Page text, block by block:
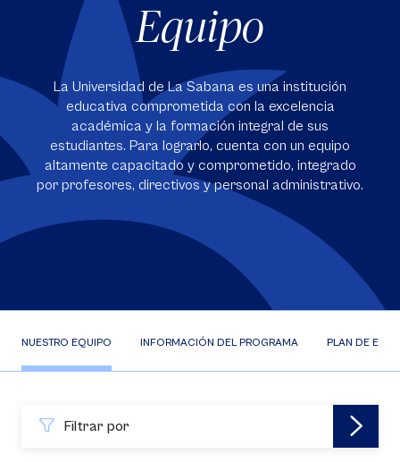
Equipo
La Universidad de La Sabana es una institución
educativa comprometida con la excelencia
académica y la formación integral de sus
estudiantes. Para lograrlo, cuenta con un equipo
altamente capacitado y comprometido, integrado
por profesores, directivos y personal administrativo.
NUESTRO EQUIPO INFORMACIÓN DEL PROGRAMA PLAN DE
Filtrar por